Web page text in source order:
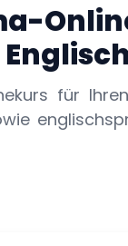
Englisch
für Ihren